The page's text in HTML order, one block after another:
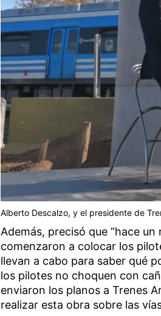
Alberto Descalzo, y el presidente de
Además, precisó que “hace
comenzaron a colocar los
llevan a cabo para saber qué
los pilotes no choquen con
enviaron los planos a Trenes
realizar esta obra sobre las